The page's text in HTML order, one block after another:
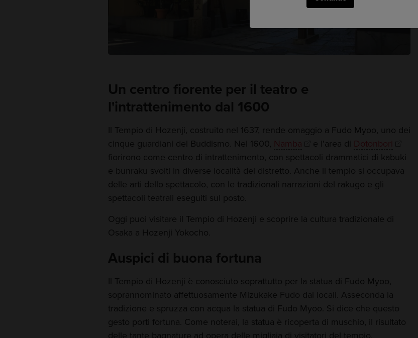
Un centro fiorente per il teatro e
l'intrattenimento dal 1600
Il Tempio di Hozenji, costruito nel 1637, rende omaggio a Fudo Myoo, uno dei
cinque guardiani del Buddismo. Nel 1600, Namba e l'area di Dotonbori
fiorirono come centro di intrattenimento, con spettacoli drammatici di kabuki
e bunraku svolti in diverse località del distretto. Anche il tempio si occupava
delle arti dello spettacolo, con le tradizionali narrazioni del rakugo e gli
spettacoli teatrali eseguiti sul posto.
Oggi puoi visitare il Tempio di Hozenji e scoprire la cultura tradizionale di
Osaka a Hozenji Yokocho.
Auspici di buona fortuna
Il Tempio di Hozenji è conosciuto soprattutto per la statua di Fudo Myoo,
soprannominato affettuosamente Mizukake Fudo dai locali. Asseconda la
tradizione e spruzza con acqua la statua di Fudo Myoo. Si dice che questo
gesto porti fortuna. Come noterai, la statua è ricoperta di muschio, il risultato
delle tante bagnature ad opera delle migliaia di visitatori del tempio.